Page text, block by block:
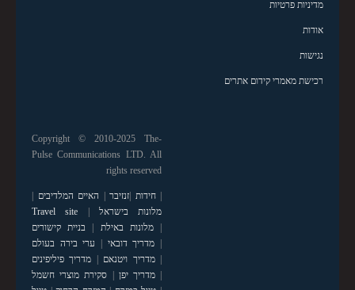
מדיניות פרטיות
אודות
נגישות
רכישת מאמרי קידום אתרים
Copyright © 2010-2025 The-
Pulse Communications LTD. All
rights reserved
|חידות זנזיבר האיים המלדיבים
מלונות בישראל
Travel site
|מלונות באילת
בניית קישורים
מדריך דובאי
ערי בירה בעולם
|מדריך ויטנאם
מדריך פיליפינים
|מדריך יפן
סקירת מוצרי חשמל